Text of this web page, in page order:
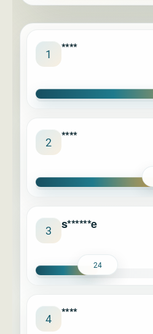
1 ****
2 ****
3 s******e
24
4 ****